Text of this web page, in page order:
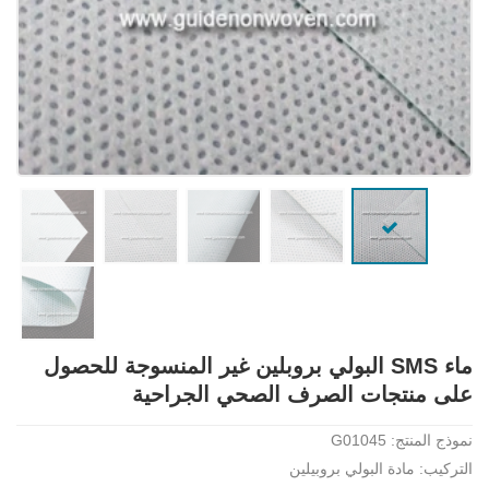
ماء SMS البولي بروبلين غير المنسوجة للحصول
على منتجات الصرف الصحي الجراحية
نموذج المنتج: G01045
التركيب: مادة البولي بروبيلين